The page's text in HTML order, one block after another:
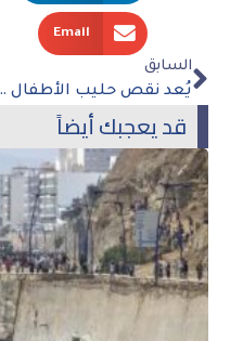
Email
السابق
يُعد نقص حليب الأطفال
قد يعجبك أيضاً